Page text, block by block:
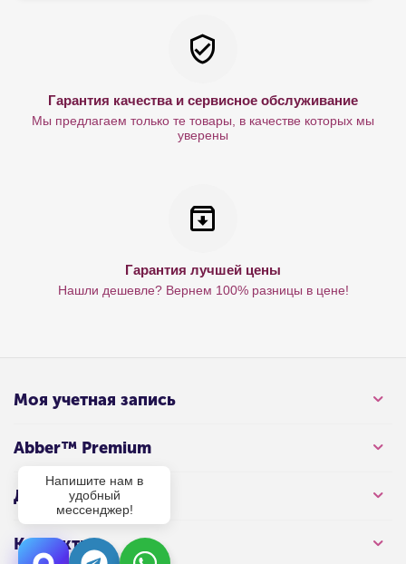
Гарантия качества и сервисное обслуживание
Мы предлагаем только те товары, в качестве которых мы
уверены
Гарантия лучшей цены
Нашли дешевле? Вернем 100% разницы в цене!
Моя учетная запись
Abber™ Premium
Для клиента
Контакты
Напишите нам в
удобный
мессенджер!